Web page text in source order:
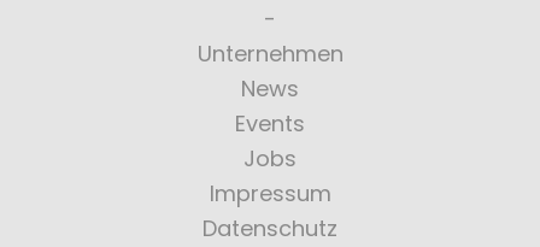
Unternehmen
News
Events
Jobs
Impressum
Datenschutz